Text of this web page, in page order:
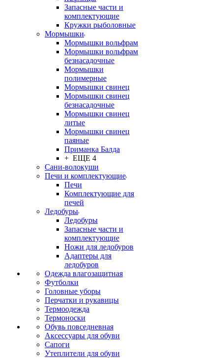
Запасные части и
комплектующие
Кружки рыболовные
Мормышки
Мормышки вольфрам
Мормышки вольфрам
безнасадочные
Мормышки
полимерные
Мормышки свинец
Мормышки свинец
безнасадочные
Мормышки свинец
литые
Мормышки свинец
паяные
Приманка Балда
+ ЕЩЕ 4
Сани-волокуши
Печи и комплектующие
Печи
Комплектующие для
печей
Ледобуры
Ледобуры
Запасные части и
комплектующие
Ножи для ледобуров
Адаптеры для
ледобуров
Одежда влагозащитная
Футболки
Головные уборы
Перчатки и рукавицы
Термоодежда
Термоноски
Обувь повседневная
Аксессуары для обуви
Сапоги
Утеплители для обуви